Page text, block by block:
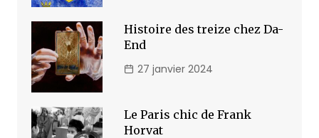
Histoire des treize chez Da-
End
27 janvier 2024
Le Paris chic de Frank
Horvat